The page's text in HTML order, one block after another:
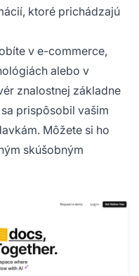
ktoré prichádzajú
v e-commerce,
alebo v
znalostnej základne
prispôsobil vašim
Môžete si ho
skúšobným